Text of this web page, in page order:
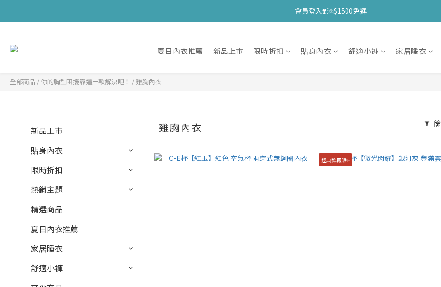
會員登入❣️滿$1500免運
夏日內衣推薦 新品上市 限時折扣 貼身內衣 舒適小褲 家居睡衣
全部商品 /你的胸型困擾靠這一款解決吧！ / 雞胸內衣
新品上市
貼身內衣
限時折扣
熱銷主題
精選商品
夏日內衣推薦
家居睡衣
舒適小褲
雞胸內衣
經典款再販✨